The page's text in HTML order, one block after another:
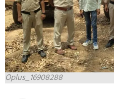
Oplus_16908288